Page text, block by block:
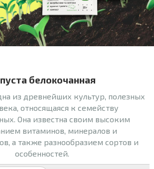
белокочанная
из древнейших культур, полезных
относящаяся к семейству
Она известна своим высоким
витаминов, минералов и
а также разнообразием сортов и
особенностей.